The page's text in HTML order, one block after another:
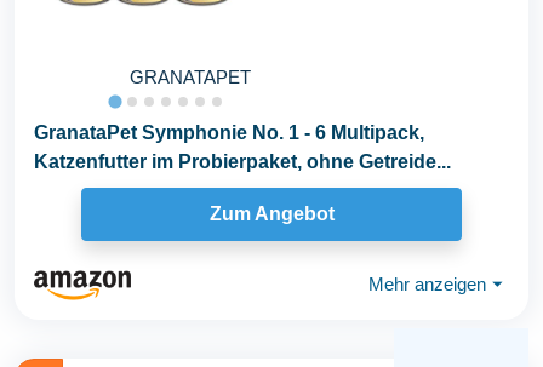
GRANATAPET
GranataPet Symphonie No. 1 - 6 Multipack,
Katzenfutter im Probierpaket, ohne Getreide...
Zum Angebot
Mehr anzeigen ⏷